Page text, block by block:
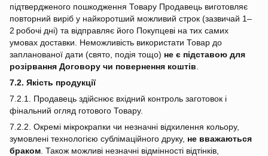
підтвердженого пошкодження Товару Продавець виготовляє
повторний виріб у найкоротший можливий строк (зазвичай 1–
2 робочі дні) та відправляє його Покупцеві на тих самих
умовах доставки. Неможливість використати Товар до
запланованої дати (свято, подія тощо) не є підставою для
розірвання Договору чи повернення коштів
7.2. Якість продукції
7.2.1. Продавець здійснює вхідний контроль заготовок і
фінальний огляд готового Товару.
7.2.2. Окремі мікрокрапки чи незначні відхилення кольору,
зумовлені технологією сублімаційного друку, не вважаються
браком . Також можливі незначні відмінності відтінків,